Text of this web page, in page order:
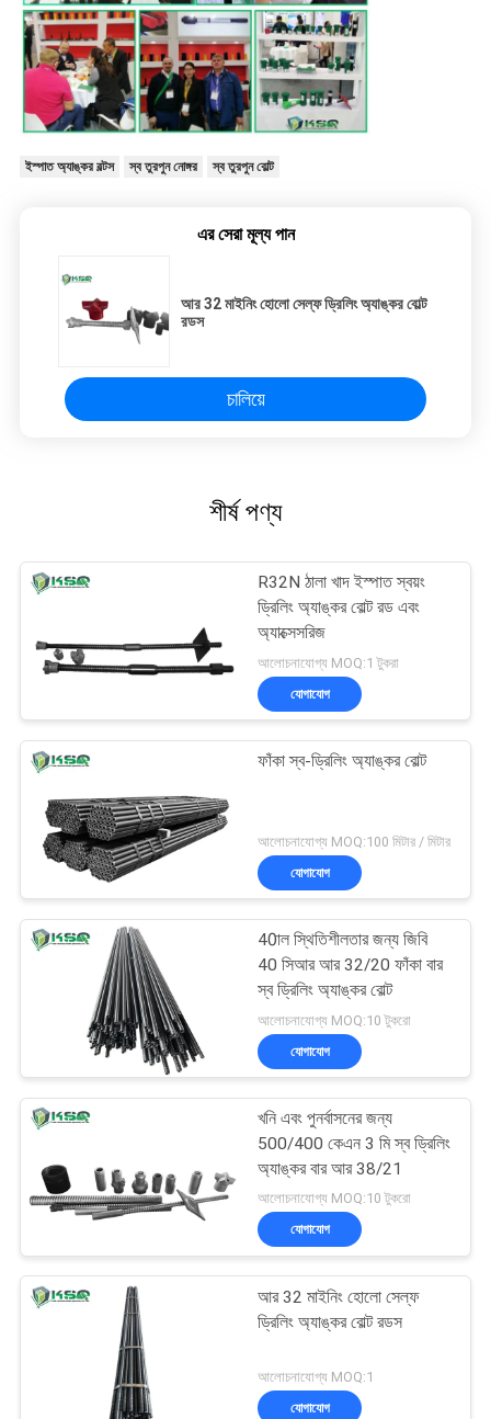
ইস্পাত অ্যাঙ্কর বল্টস স্ব তুরপুন নোঙ্গর স্ব তুরপুন বোল্ট
এর সেরা মূল্য পান
আর 32 মাইনিং হোলো সেল্ফ ড্রিলিং অ্যাঙ্কর বোল্ট
রডস
চালিয়ে
শীর্ষ পণ্য
R32N ঠালা খাদ ইস্পাত স্বয়ং
ড্রিলিং অ্যাঙ্কর বোল্ট রড এবং
অ্যাক্সেসরিজ
আলোচনাযোগ্য MOQ:1 টুকরা
যোগাযোগ
ফাঁকা স্ব-ড্রিলিং অ্যাঙ্কর বোল্ট
আলোচনাযোগ্য MOQ:100 মিটার / মিটার
যোগাযোগ
40াল স্থিতিশীলতার জন্য জিবি
40 সিআর আর 32/20 ফাঁকা বার
স্ব ড্রিলিং অ্যাঙ্কর বোল্ট
আলোচনাযোগ্য MOQ:10 টুকরো
যোগাযোগ
খনি এবং পুনর্বাসনের জন্য
500/400 কেএন 3 মি স্ব ড্রিলিং
অ্যাঙ্কর বার আর 38/21
আলোচনাযোগ্য MOQ:10 টুকরো
যোগাযোগ
আর 32 মাইনিং হোলো সেল্ফ
ড্রিলিং অ্যাঙ্কর বোল্ট রডস
আলোচনাযোগ্য MOQ:1
যোগাযোগ